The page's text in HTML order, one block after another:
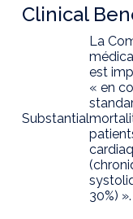
Clinical
Substantial
La
est
« en
30%) ».